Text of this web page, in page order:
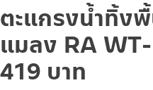
ตะแกรงน้ำทิ้ง
แมลง RA
419 บาท